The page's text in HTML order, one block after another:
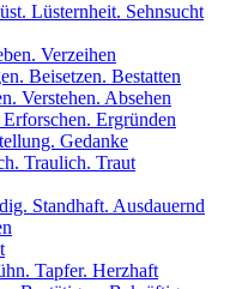
Lüsternheit. Sehnsucht
Verzeihen
Beisetzen. Bestatten
Verstehen. Absehen
Ergründen
Gedanke
Traulich. Traut
Standhaft. Ausdauernd
Tapfer. Herzhaft